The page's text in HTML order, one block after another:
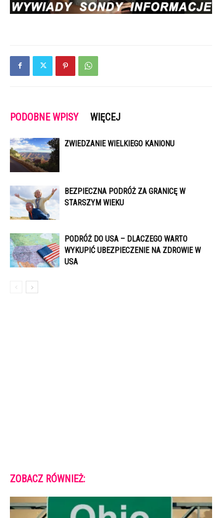
PODOBNE WPISY WIĘCEJ
ZWIEDZANIE WIELKIEGO KANIONU
BEZPIECZNA PODRÓŻ ZA GRANICĘ W
STARSZYM WIEKU
PODRÓŻ DO USA – DLACZEGO WARTO
WYKUPIĆ UBEZPIECZENIE NA ZDROWIE W
USA
ZOBACZ RÓWNIEŻ: